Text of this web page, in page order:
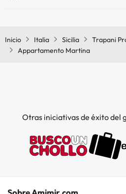
Inicio
Italia Sicilia Trapani
Appartamento Martina
Otras iniciativas de éxito del